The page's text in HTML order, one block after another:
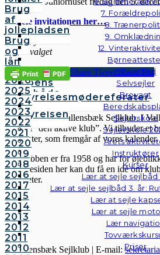
7.
8.
9.
12.
Sikkerhed
Selvsejler
Brovagt
Sejlerskole
Sejlerskole
Årets
Instruktører
Kurser
Lær at sejle sejlbåd
Lær at sejle sejlbåd 3. år:
Lær at sejle
Lær at sejle
Lær
Priser
Brug
af
jollepladsen
Brug
og
lån
af
klubbens
følgebåde
Vedtægter
Bestyrelsen
Bestyrelsesmødereferater
2026
2025
2024
2023
2022
2021
2020
2019
2018
2016
2017
2015
2014
2013
2012
2011
2010
Se hele invitationen her…
På gensyn
Festudvalget
Share Tweet Share Pin
VSK
Velkommen til Vallensbæk Sejlklub. I
mottoet “den aktive klub”. Vi tilbyder et
aktiviteter, som fremgår af vores kalender.
Sejlklubben er fra 1958 og har for
hjemmesiden her kan du få en idé om
aktiviteter.
© Vallensbæk Sejlklub | E-mail: